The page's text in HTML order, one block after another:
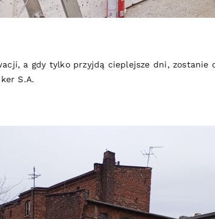
a gdy tylko przyjdą cieplejsze dni,
S.A.